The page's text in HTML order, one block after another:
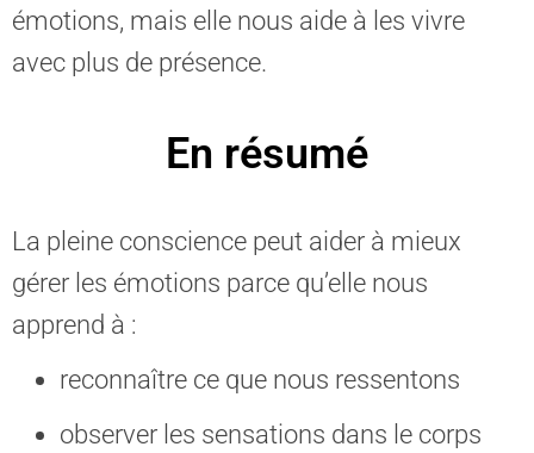
émotions, mais elle nous aide à les vivre
avec plus de présence.
En résumé
La pleine conscience peut aider à mieux
gérer les émotions parce qu’elle nous
apprend à :
reconnaître ce que nous ressentons
observer les sensations dans le corps